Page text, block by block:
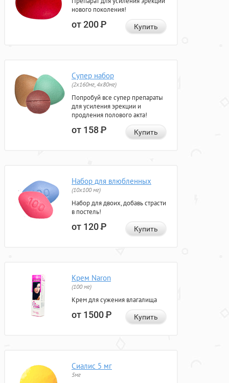
нового поколения!
от 200Р Купить
Супер набор
(2х160мг, 4х80мг)
Попробуй все супер препараты
для усиления эрекции и
продления полового акта!
от 158Р Купить
Набор для влюбленных
(10х100 мг)
Набор для двоих, добавь страсти
в постель!
от 120Р Купить
Крем Naron
(100 мг)
Крем для сужения влагалища
от 1500Р Купить
Сиалис 5 мг
5мг